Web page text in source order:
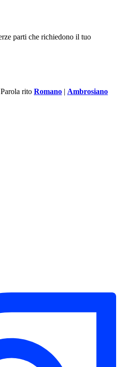
parti che richiedono il tuo
Parola rito Romano | Ambrosiano